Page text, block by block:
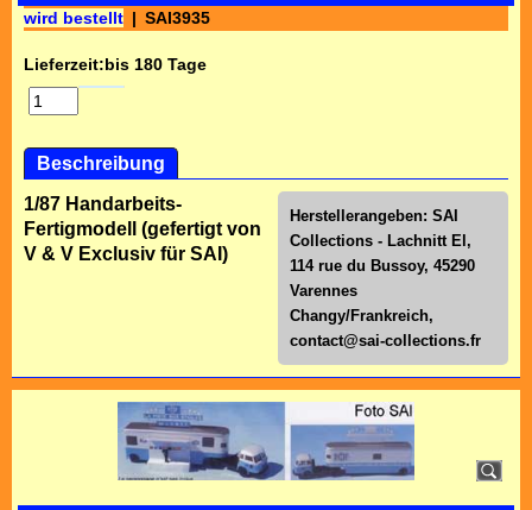
wird bestellt SAI3935
Lieferzeit:bis 180 Tage
Beschreibung
Herstellerangeben: SAI
Collections - Lachnitt El,
114 rue du Bussoy, 45290
Varennes
Changy/Frankreich,
contact@sai-collections.fr
1/87 Handarbeits-
Fertigmodell (gefertigt von
V & V Exclusiv für SAI)